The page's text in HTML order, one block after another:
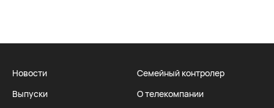
Новости
Выпуски
Семейный контролер
О телекомпании